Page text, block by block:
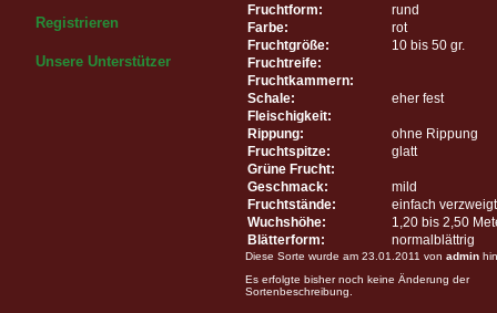
Registrieren
Unsere Unterstützer
Fruchtform:
rund
Farbe:
rot
Fruchtgröße:
10 bis 50 gr.
Fruchtreife:
Fruchtkammern:
Schale:
eher fest
Fleischigkeit:
Rippung:
ohne Rippung
Fruchtspitze:
glatt
Grüne Frucht:
Geschmack:
mild
Fruchtstände:
einfach verzweigt
Wuchshöhe:
1,20 bis 2,50
Blätterform:
normalblättrig
Diese Sorte wurde am 23.01.2011 von admin
Es erfolgte bisher noch keine Änderung der
Sortenbeschreibung.